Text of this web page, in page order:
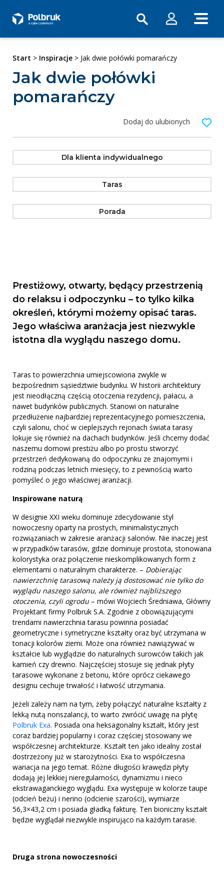
Start > Inspiracje > Jak dwie połówki pomarańczy
Jak dwie połówki
pomarańczy
Dodaj do ulubionych
Dla klienta indywidualnego
Taras
Porada
Prestiżowy, otwarty, będący przestrzenią
do relaksu i odpoczynku – to tylko kilka
określeń, którymi możemy opisać taras.
Jego właściwa aranżacja jest niezwykle
istotna dla wyglądu naszego domu.
Taras to powierzchnia umiejscowiona zwykle w
bezpośrednim sąsiedztwie budynku. W historii architektury
jest nieodłączną częścią otoczenia rezydencji, pałacu, a
nawet budynków publicznych. Stanowi on naturalne
przedłużenie najbardziej reprezentacyjnego pomieszczenia,
czyli salonu, choć w cieplejszych rejonach świata tarasy
lokuje się również na dachach budynków. Jeśli chcemy dodać
naszemu domowi prestiżu albo po prostu stworzyć
przestrzeń dedykowaną do odpoczynku ze znajomymi i
rodziną podczas letnich miesięcy, to z pewnością warto
pomyśleć o jego właściwej aranżacji.
Inspirowane naturą
W designie XXI wieku dominuje zdecydowanie styl
nowoczesny oparty na prostych, minimalistycznych
rozwiązaniach w zakresie aranżacji salonów. Nie inaczej jest
w przypadków tarasów, gdzie dominuje prostota, stonowana
kolorystyka oraz połączenie nieskomplikowanych form z
elementami o naturalnym charakterze. – Dobierając
nawierzchnię tarasową należy ją dostosować nie tylko do
wyglądu naszego salonu, ale również najbliższego
otoczenia, czyli ogrodu – mówi Wojciech Średniawa, Główny
Projektant firmy Polbruk S.A. Zgodnie z obowiązującymi
trendami nawierzchnia tarasu powinna posiadać
geometryczne i symetryczne kształty oraz być utrzymana w
tonacji kolorów ziemi. Może ona również nawiązywać w
kształcie lub wyglądzie do naturalnych surowców takich jak
kamień czy drewno. Najczęściej stosuje się jednak płyty
tarasowe wykonane z betonu, które oprócz ciekawego
designu cechuje trwałość i łatwość utrzymania.
Jeżeli zależy nam na tym, żeby połączyć naturalne kształty z
lekką nutą nonszalancji, to warto zwrócić uwagę na płytę
Polbruk Exa. Posiada ona heksagonalny kształt, który jest
coraz bardziej popularny i coraz częściej stosowany we
współczesnej architekturze. Kształt ten jako idealny został
dostrzeżony już w starożytności. Exa to współczesna
wariacja na jego temat. Różne długości krawędzi płyty
dodają jej lekkiej nieregularności, dynamizmu i nieco
ekstrawaganckiego wyglądu. Exa występuje w kolorze taupe
(odcień beżu) i nerino (odcienie szarości), wymiarze
56,3×43,2 cm i posiada gładką fakturę. Ten bioniczny kształt
będzie wyglądał niezwykle inspirująco na każdym tarasie.
Druga strona nowoczesności